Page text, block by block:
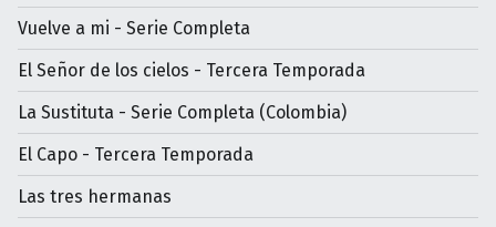
Vuelve a mi - Serie Completa
El Señor de los cielos - Tercera Temporada
La Sustituta - Serie Completa (Colombia)
El Capo - Tercera Temporada
Las tres hermanas